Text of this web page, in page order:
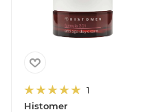
1
Histomer